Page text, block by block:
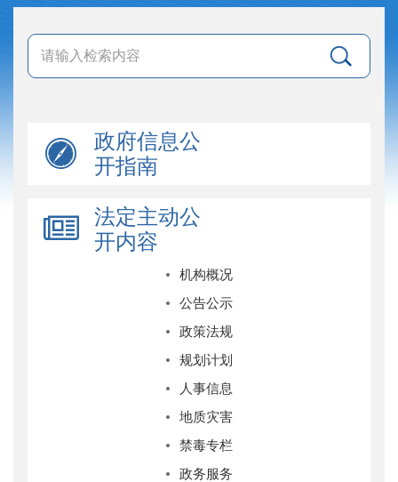
政府信息公
开指南
法定主动公
开内容
机构概况
公告公示
政策法规
规划计划
人事信息
地质灾害
禁毒专栏
政务服务